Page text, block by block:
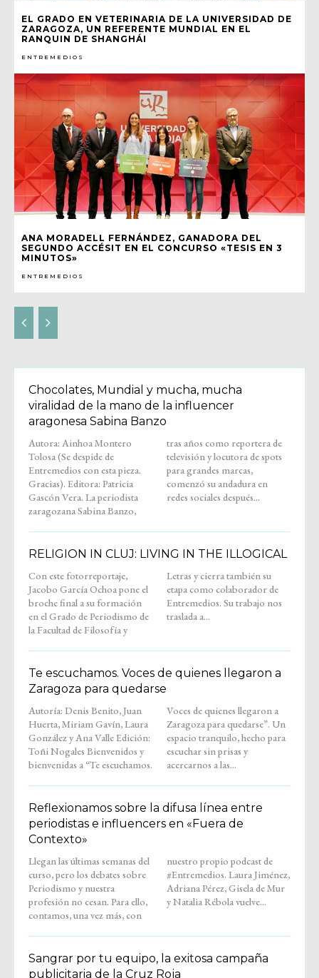
EL GRADO EN VETERINARIA DE LA UNIVERSIDAD DE
ZARAGOZA, UN REFERENTE MUNDIAL EN EL
RANQUIN DE SHANGHÁI
ENTREMEDIOS
ANA MORADELL FERNÁNDEZ, GANADORA DEL
SEGUNDO ACCÉSIT EN EL CONCURSO «TESIS EN 3
MINUTOS»
ENTREMEDIOS
Chocolates, Mundial y mucha, mucha
viralidad de la mano de la influencer
aragonesa Sabina Banzo
Autora: Ainhoa Montero
Tolosa (Se despide de
Entremedios con esta pieza.
Gracias). Editora: Patricia
Gascón Vera. La periodista
zaragozana Sabina Banzo,
tras años como reportera de
televisión y locutora de spots
para grandes marcas,
comenzó su andadura en
redes sociales después...
RELIGION IN CLUJ: LIVING IN THE ILLOGICAL
Con este fotorreportaje,
Jacobo García Ochoa pone el
broche final a su formación
en el Grado de Periodismo de
la Facultad de Filosofía y
Letras y cierra también su
etapa como colaborador de
Entremedios. Su trabajo nos
traslada a...
Te escuchamos. Voces de quienes llegaron a
Zaragoza para quedarse
Autoría: Denis Benito, Juan
Huerta, Miriam Gavín, Laura
González y Ana Valle Edición:
Toñi Nogales Bienvenidos y
bienvenidas a “Te escuchamos.
Voces de quienes llegaron a
Zaragoza para quedarse”. Un
espacio tranquilo, hecho para
escuchar sin prisas y
acercarnos a las...
Reflexionamos sobre la difusa línea entre
periodistas e influencers en «Fuera de
Contexto»
Llegan las últimas semanas del
curso, pero los debates sobre
Periodismo y nuestra
profesión no cesan. Para ello,
contamos, una vez más, con
nuestro propio podcast de
#Entremedios. Laura Jiménez,
Adriana Pérez, Gisela de Mur
y Natalia Rébola vuelve...
Sangrar por tu equipo, la exitosa campaña
publicitaria de la Cruz Roja